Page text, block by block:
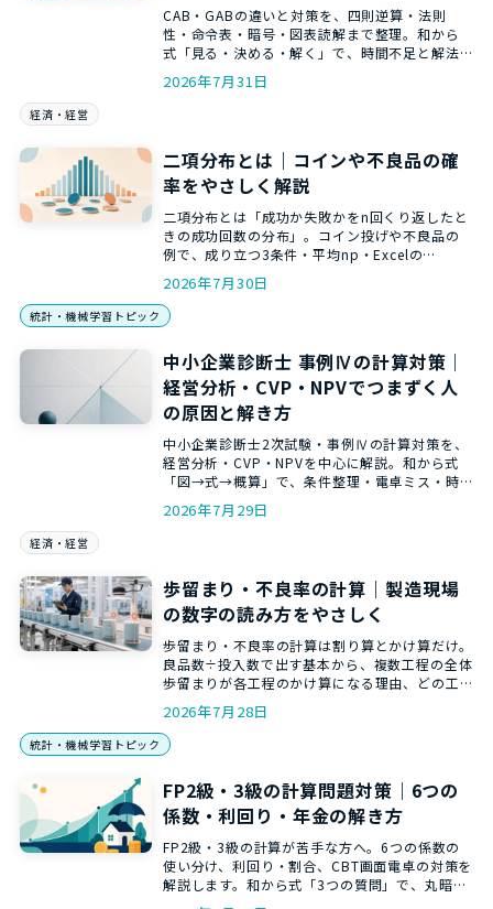
CAB・GABの違いと対策を、四則逆算・法則
性・命令表・暗号・図表読解まで整理。和から
式「見る・決める・解く」で、時間不足と解法
選びの迷いを減らします。
2026年7月31日
経済・経営
二項分布とは｜コインや不良品の確
率をやさしく解説
二項分布とは「成功か失敗かをn回くり返したと
きの成功回数の分布」。コイン投げや不良品の
例で、成り立つ3条件・平均np・Excelの
BINOM.DISTでの計算まで、和からの統計講師が
やさしく解説します。
2026年7月30日
統計・機械学習トピック
中小企業診断士 事例Ⅳの計算対策｜
経営分析・CVP・NPVでつまずく人
の原因と解き方
中小企業診断士2次試験・事例Ⅳの計算対策を、
経営分析・CVP・NPVを中心に解説。和から式
「図→式→概算」で、条件整理・電卓ミス・時
間配分のつまずきを減らします。
2026年7月29日
経済・経営
歩留まり・不良率の計算｜製造現場
の数字の読み方をやさしく
歩留まり・不良率の計算は割り算とかけ算だけ。
良品数÷投入数で出す基本から、複数工程の全体
歩留まりが各工程のかけ算になる理由、どの工
程を改善すべきかの見方まで、和からの講師が
やさしく解説します。
2026年7月28日
統計・機械学習トピック
FP2級・3級の計算問題対策｜6つの
係数・利回り・年金の解き方
FP2級・3級の計算が苦手な方へ。6つの係数の
使い分け、利回り・割合、CBT画面電卓の対策を
解説します。和から式「3つの質問」で、丸暗記
せずに式を選ぶコツが分かります。